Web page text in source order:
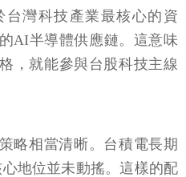
灣科技產業最核心的資
AI半導體供應鏈。這意味
，就能參與台股科技主線
略相當清晰。台積電長期
地位並未動搖。這樣的配